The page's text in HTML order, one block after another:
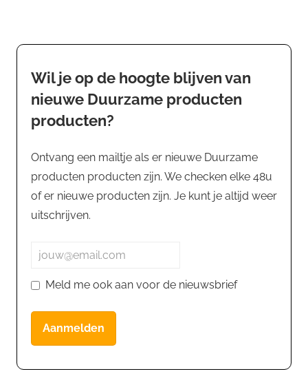
Wil je op de hoogte blijven van
nieuwe Duurzame producten
producten?
Ontvang een mailtje als er nieuwe Duurzame
producten producten zijn. We checken elke 48u
of er nieuwe producten zijn. Je kunt je altijd weer
uitschrijven.
Meld me ook aan voor de nieuwsbrief
Aanmelden